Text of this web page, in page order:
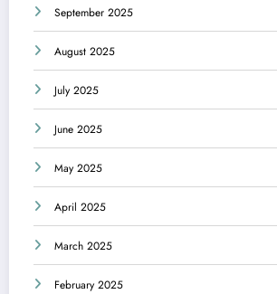
September 2025
August 2025
July 2025
June 2025
May 2025
April 2025
March 2025
February 2025